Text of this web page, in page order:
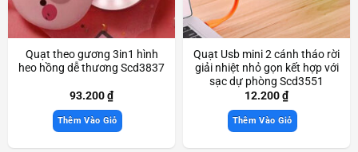
Quạt theo gương 3in1 hình
heo hồng dễ thương Scd3837
93.200₫
Thêm Vào Giỏ
Quạt Usb mini 2 cánh tháo rời
giải nhiệt nhỏ gọn kết hợp với
sạc dự phòng Scd3551
12.200₫
Thêm Vào Giỏ